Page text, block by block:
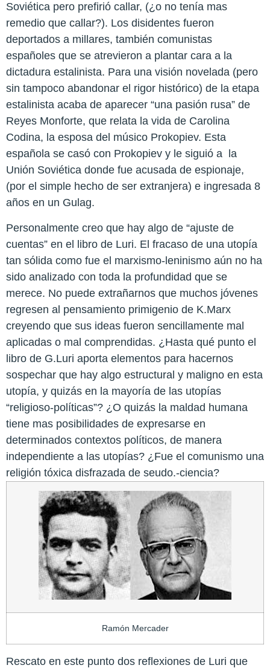
Soviética pero prefirió callar, (¿o no tenía mas
remedio que callar?). Los disidentes fueron
deportados a millares, también comunistas
españoles que se atrevieron a plantar cara a la
dictadura estalinista. Para una visión novelada (pero
sin tampoco abandonar el rigor histórico) de la etapa
estalinista acaba de aparecer “una pasión rusa” de
Reyes Monforte, que relata la vida de Carolina
Codina, la esposa del músico Prokopiev. Esta
española se casó con Prokopiev y le siguió a la
Unión Soviética donde fue acusada de espionaje,
(por el simple hecho de ser extranjera) e ingresada 8
años en un Gulag.
Personalmente creo que hay algo de “ajuste de
cuentas” en el libro de Luri. El fracaso de una utopía
tan sólida como fue el marxismo-leninismo aún no ha
sido analizado con toda la profundidad que se
merece. No puede extrañarnos que muchos jóvenes
regresen al pensamiento primigenio de K.Marx
creyendo que sus ideas fueron sencillamente mal
aplicadas o mal comprendidas. ¿Hasta qué punto el
libro de G.Luri aporta elementos para hacernos
sospechar que hay algo estructural y maligno en esta
utopía, y quizás en la mayoría de las utopías
“religioso-políticas”? ¿O quizás la maldad humana
tiene mas posibilidades de expresarse en
determinados contextos políticos, de manera
independiente a las utopías? ¿Fue el comunismo una
religión tóxica disfrazada de seudo.-ciencia?
Ramón Mercader
Rescato en este punto dos reflexiones de Luri que